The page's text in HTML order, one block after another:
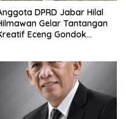
DPRD Jabar Hilal
Gelar Tantangan
Eceng Gondok